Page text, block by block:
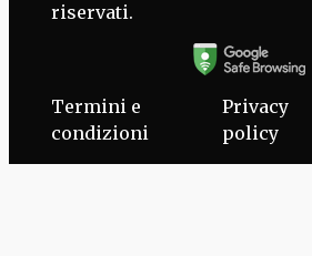
riservati.
Termini e
condizioni
Privacy
policy